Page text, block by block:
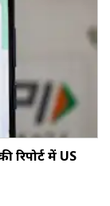
में US